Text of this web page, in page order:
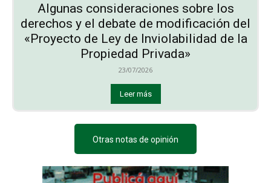
Algunas consideraciones sobre los
derechos y el debate de modificación del
«Proyecto de Ley de Inviolabilidad de la
Propiedad Privada»
23/07/2026
Leer más
Otras notas de opinión